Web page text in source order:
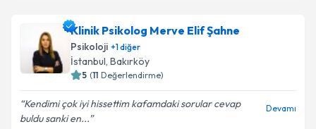
Klinik Psikolog Merve Elif Şahne
Psikoloji +1diğer
İstanbul, Bakırköy
5 (11 Değerlendirme)
Kendimi çok iyi hissettim kafamdaki sorular cevap
buldu sanki en...
Devamı